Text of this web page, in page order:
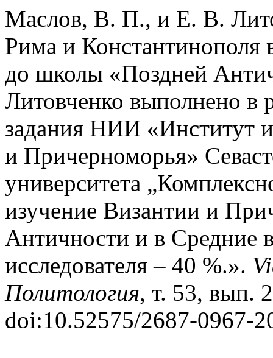
Маслов, В. П., и Е. В.
Рима и Константинополя
до школы «Поздней
Литовченко выполнено в
задания НИИ «Институт
и Причерноморья»
университета
изучение Византии и
Античности и в Средние
исследователя – 40 %.».
Политология, т. 53, вып.
doi:10.52575/2687-0967-